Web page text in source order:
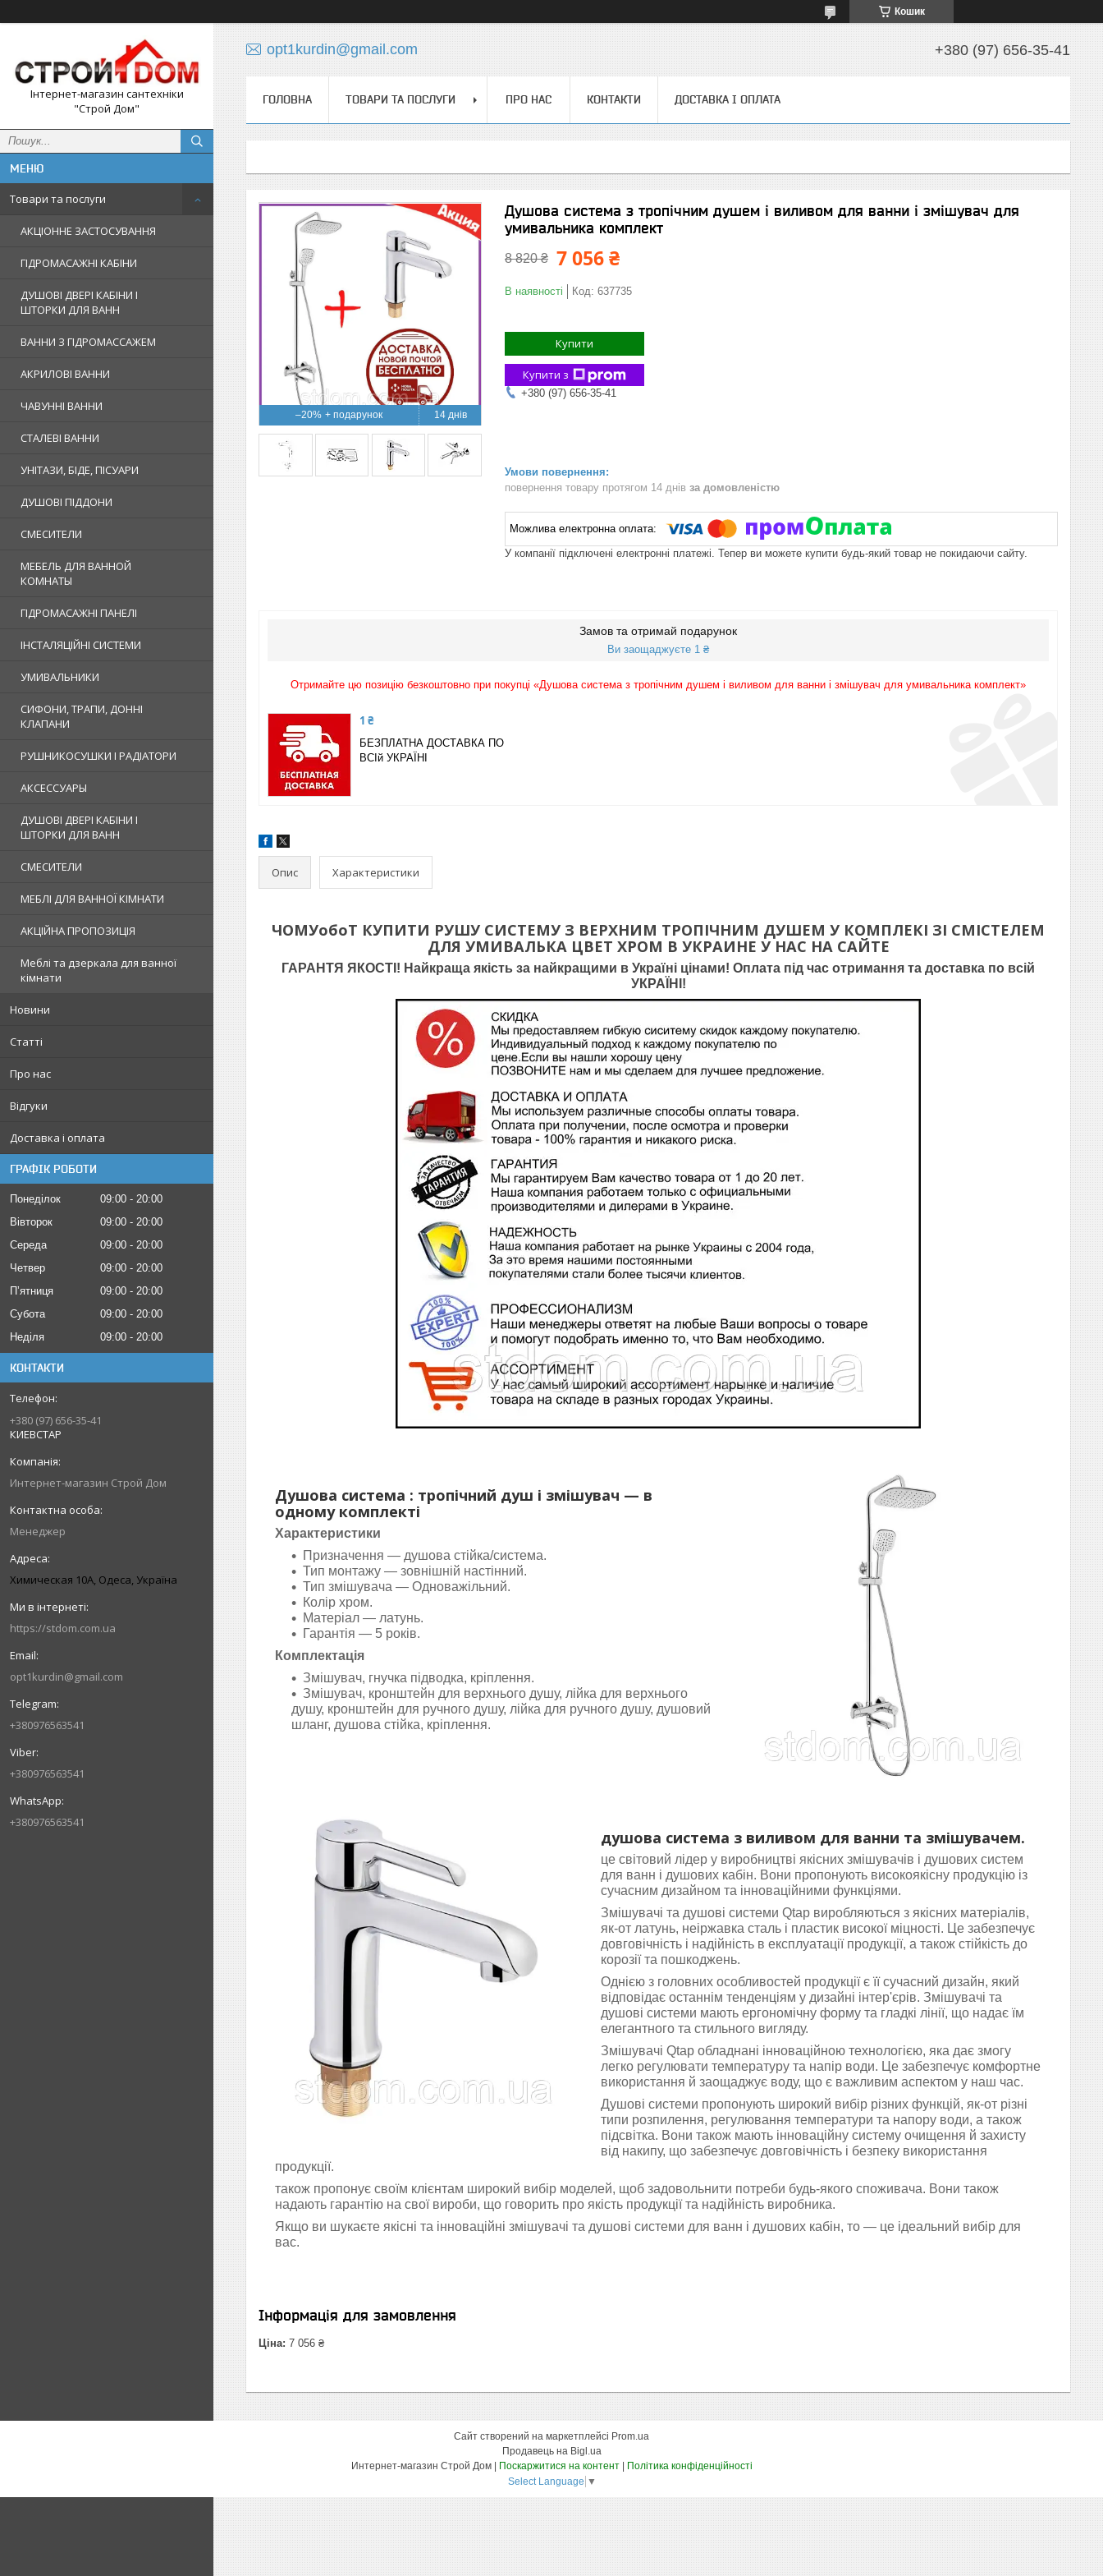
Кошик
Інтернет-магазин сантехніки
"Строй Дом"
Товари та послуги
АКЦІОННЕ ЗАСТОСУВАННЯ
ГІДРОМАСАЖНІ КАБІНИ
ДУШОВІ ДВЕРІ КАБІНИ І
ШТОРКИ ДЛЯ ВАНН
ВАННИ З ГІДРОМАССАЖЕМ
АКРИЛОВІ ВАННИ
ЧАВУННІ ВАННИ
СТАЛЕВІ ВАННИ
УНІТАЗИ, БІДЕ, ПІСУАРИ
ДУШОВІ ПІДДОНИ
СМЕСИТЕЛИ
МЕБЕЛЬ ДЛЯ ВАННОЙ
КОМНАТЫ
ГІДРОМАСАЖНІ ПАНЕЛІ
ІНСТАЛЯЦІЙНІ СИСТЕМИ
УМИВАЛЬНИКИ
СИФОНИ, ТРАПИ, ДОННІ
КЛАПАНИ
РУШНИКОСУШКИ І РАДІАТОРИ
АКСЕССУАРЫ
ДУШОВІ ДВЕРІ КАБІНИ І
ШТОРКИ ДЛЯ ВАНН
СМЕСИТЕЛИ
МЕБЛІ ДЛЯ ВАННОЇ КІМНАТИ
АКЦІЙНА ПРОПОЗИЦІЯ
Меблі та дзеркала для ванної
кімнати
Новини
Статті
Про нас
Відгуки
Доставка і оплата
ГРАФІК РОБОТИ
Понеділок 09:00
20:00
Вівторок
09:00
20:00
Середа
09:00
20:00
Четвер
09:00
20:00
Пʼятниця
09:00
20:00
Субота
09:00
20:00
Неділя
09:00 20:00
КОНТАКТИ
+380 (97) 656-35-41
КИЕВСТАР
Интернет-магазин Строй Дом
Менеджер
Химическая 10А, Одеса, Україна
https://stdom.com.ua
opt1kurdin@gmail.com
+380976563541
+380976563541
+380976563541
opt1kurdin@gmail.com +380 (97) 656-35-41
ГОЛОВНА ТОВАРИ ТА ПОСЛУГИ ПРО НАС КОНТАКТИ ДОСТАВКА І ОПЛАТА
–20% 14 днів
Душова система з тропічним душем і виливом для ванни і змішувач для
умивальника комплект
8 820 ₴ 7 056 ₴
В наявності Код: 637735
Купити
Купити з
+380 (97) 656-35-41
повернення товару протягом 14 днів за домовленістю
У компанії підключені електронні платежі. Тепер ви можете купити будь-який товар не покидаючи сайту.
Замов та отримай подарунок
Ви заощаджуєте 1 ₴
Отримайте цю позицію безкоштовно при покупці «Душова система з тропічним душем і виливом для ванни і змішувач для умивальника комплект»
1 ₴
БЕЗПЛАТНА ДОСТАВКА ПО
ВСІй УКРАЇНІ
Опис Характеристики
ЧОМУобоТ КУПИТИ РУШУ СИСТЕМУ З ВЕРХНИМ ТРОПІЧНИМ ДУШЕМ У КОМПЛЕКІ ЗІ СМІСТЕЛЕМ
ДЛЯ УМИВАЛЬКА ЦВЕТ ХРОМ В УКРАИНЕ У НАС НА САЙТЕ
ГАРАНТЯ ЯКОСТІ! Найкраща якість за найкращими в Україні цінами! Оплата під час отримання та доставка по всій
УКРАЇНІ!
Душова система : тропічний душ і змішувач — в
одному комплекті
Характеристики
Призначення — душова стійка/система.
Тип монтажу — зовнішній настінний.
Тип змішувача — Одноважільний.
Колір хром.
Матеріал — латунь.
Гарантія — 5 років.
Комплектація
Змішувач, гнучка підводка, кріплення.
Змішувач, кронштейн для верхнього душу, лійка для верхнього
душу, кронштейн для ручного душу, лійка для ручного душу, душовий
шланг, душова стійка, кріплення.
душова система з виливом для ванни та змішувачем.
це світовий лідер у виробництві якісних змішувачів і душових систем
для ванн і душових кабін. Вони пропонують високоякісну продукцію із
сучасним дизайном та інноваційними функціями.
Змішувачі та душові системи Qtap виробляються з якісних матеріалів,
як-от латунь, неіржавка сталь і пластик високої міцності. Це забезпечує
довговічність і надійність в експлуатації продукції, а також стійкість до
корозії та пошкоджень.
Однією з головних особливостей продукції є її сучасний дизайн, який
відповідає останнім тенденціям у дизайні інтер'єрів. Змішувачі та
душові системи мають ергономічну форму та гладкі лінії, що надає їм
елегантного та стильного вигляду.
Змішувачі Qtap обладнані інноваційною технологією, яка дає змогу
легко регулювати температуру та напір води. Це забезпечує комфортне
використання й заощаджує воду, що є важливим аспектом у наш час.
Душові системи пропонують широкий вибір різних функцій, як-от різні
типи розпилення, регулювання температури та напору води, а також
підсвітка. Вони також мають інноваційну систему очищення й захисту
від накипу, що забезпечує довговічність і безпеку використання
продукції.
також пропонує своїм клієнтам широкий вибір моделей, щоб задовольнити потреби будь-якого споживача. Вони також
надають гарантію на свої вироби, що говорить про якість продукції та надійність виробника.
Якщо ви шукаєте якісні та інноваційні змішувачі та душові системи для ванн і душових кабін, то — це ідеальний вибір для
вас.
Інформація для замовлення
Ціна: 7 056 ₴
Сайт створений на маркетплейсі Prom.ua
Продавець на Bigl.ua
Поскаржитися на контент
Політика конфіденційності
Select Language ▼